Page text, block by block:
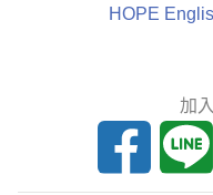
HOPE
加